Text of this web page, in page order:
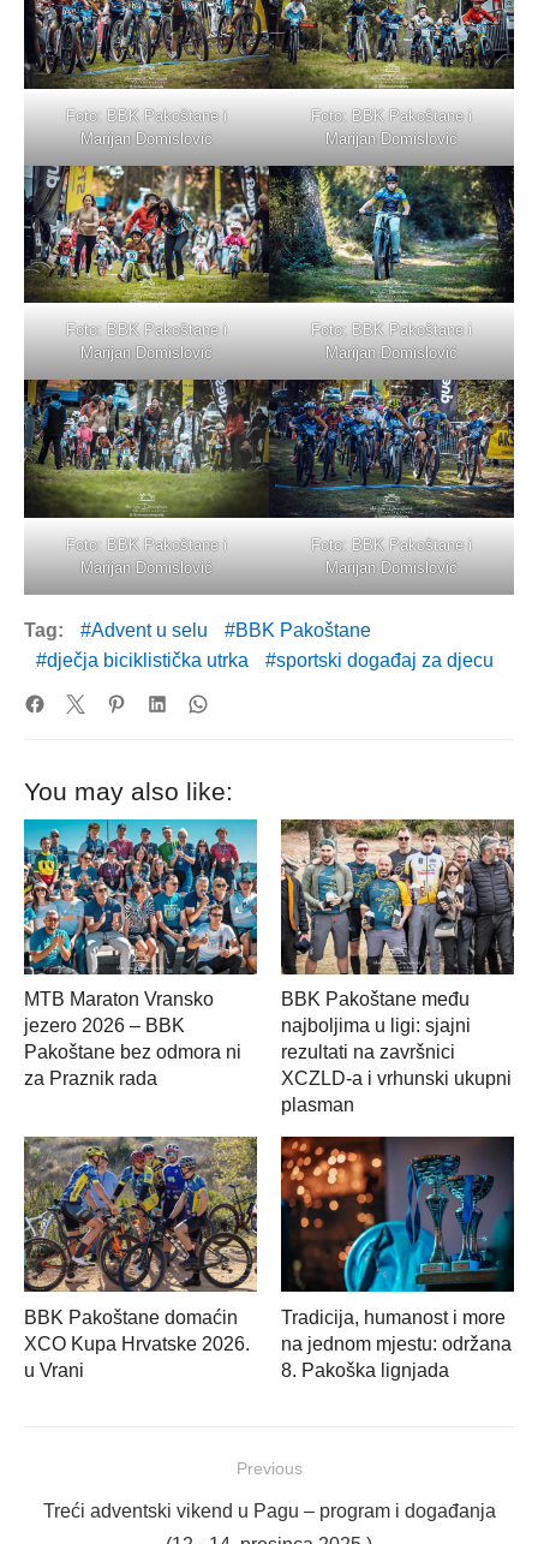
Foto: BBK Pakoštane i
Marijan Domislović
Foto: BBK Pakoštane i
Marijan Domislović
Foto: BBK Pakoštane i
Marijan Domislović
Foto: BBK Pakoštane i
Marijan Domislović
Foto: BBK Pakoštane i
Marijan Domislović
Foto: BBK Pakoštane i
Marijan Domislović
Tag: Advent u selu
BBK Pakoštane
dječja biciklistička utrka
sportski događaj za djecu
You may also like:
MTB Maraton Vransko
jezero 2026 – BBK
Pakoštane bez odmora ni
za Praznik rada
BBK Pakoštane među
najboljima u ligi: sjajni
rezultati na završnici
XCZLD-a i vrhunski ukupni
plasman
BBK Pakoštane domaćin
XCO Kupa Hrvatske 2026.
u Vrani
Tradicija, humanost i more
na jednom mjestu: održana
8. Pakoška lignjada
objava
Previous
Previous
Treći adventski vikend u Pagu – program i događanja